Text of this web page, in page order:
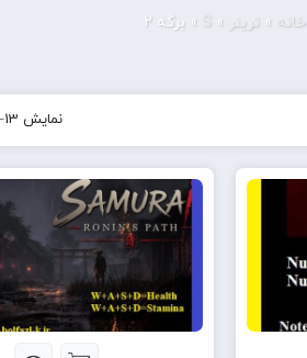
خانه » ترینر »
S
» برگه 2
نمایش 13–24 از 166 نتیجه